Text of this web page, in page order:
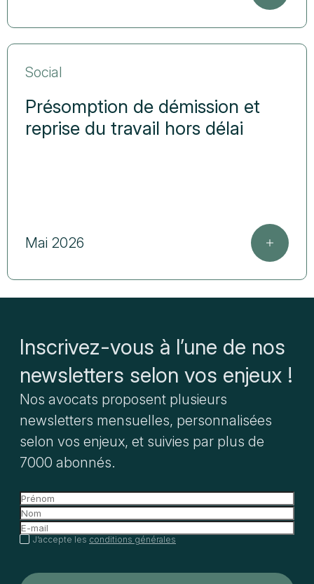
Social
Présomption de démission et
reprise du travail hors délai
Mai 2026
Inscrivez-vous à l’une de nos
newsletters selon vos enjeux !
Nos avocats proposent plusieurs
newsletters mensuelles, personnalisées
selon vos enjeux, et suivies par plus de
7000 abonnés.
J’accepte les conditions générales